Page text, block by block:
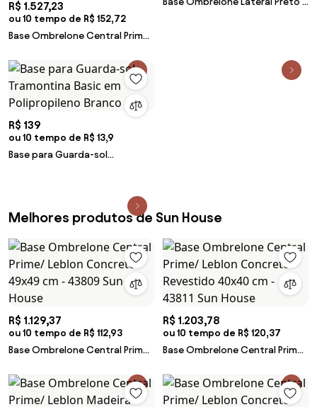
R$ 1.527,23
ou 10 tempo de R$ 152,72
Base Ombrelone Central Prime/
43810 Sun House
R$ 139
ou 10 tempo de R$ 13,9
Base para Guarda-sol
Melhores produtos de Sun House
R$ 1.129,37
ou 10 tempo de R$ 112,93
Base Ombrelone Central Prime/
43809 Sun House
R$ 1.203,78
ou 10 tempo de R$ 120,37
Base Ombrelone Central Prime/
40x40 cm - 43811 Sun House